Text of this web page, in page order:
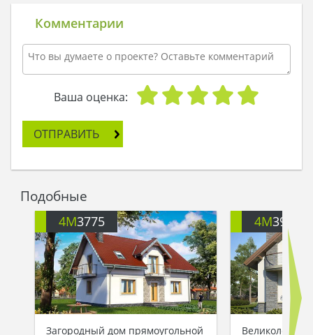
Комментарии
Ваша оценка:
ОТПРАВИТЬ
Подобные
4M3775
Загородный дом прямоугольной
4M391